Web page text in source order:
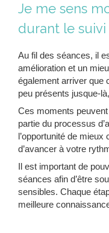
Je me sens
durant le
Au fil des séances, il
amélioration et un
également arriver que
peu présents jusque-
Ces moments
partie du processus
l’opportunité de
d’avancer à votre
Il est important de
séances afin d’être
sensibles. Chaque
meilleure